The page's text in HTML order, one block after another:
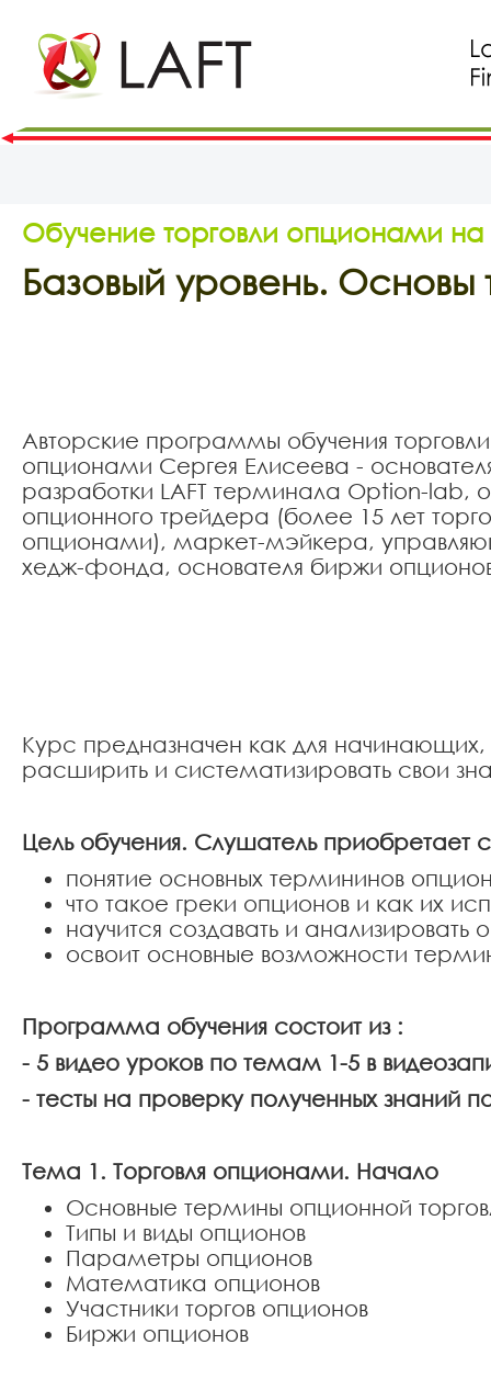
Обучение торговли опционами
Базовый уровень.
Авторские программы обучения торговли
опционами Сергея Елисеева -
разработки LAFT терминала Option-lab,
опционного трейдера (более 15 лет
опционами), маркет-мэйкера,
хедж-фонда, основателя биржи
Курс предназначен как для
расширить и систематизировать свои
Цель обучения. Слушатель приобретает
понятие основных термининов
что такое греки опционов и как их
научится создавать и
освоит основные возможности
Программа обучения состоит из :
- 5 видео уроков по темам 1-5 в
- тесты на проверку полученных знаний
Тема 1. Торговля опционами. Начало
Основные термины опционной
Типы и виды опционов
Параметры опционов
Математика опционов
Участники торгов опционов
Биржи опционов